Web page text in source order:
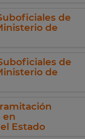
de
de
de
de
en
Estado